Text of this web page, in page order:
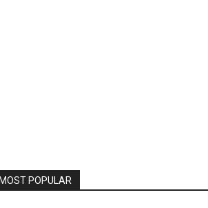
POPULAR